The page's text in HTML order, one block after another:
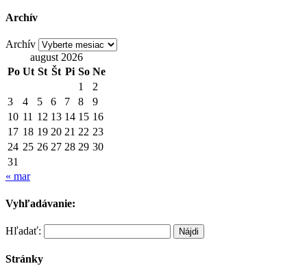
Archív
Archív
august 2026
Po Ut St Št Pi So Ne
1
2
3
4 5 6 7 8
9
10 11 12 13 14 15 16
17 18 19 20 21 22 23
24 25 26 27 28 29 30
31
« mar
Vyhľadávanie:
Hľadať:
Stránky